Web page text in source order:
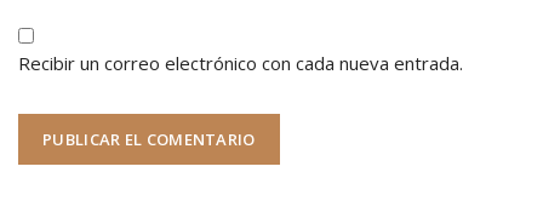
Recibir un correo electrónico con cada nueva entrada.